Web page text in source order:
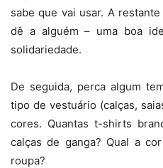
sabe que vai usar. A
dê a alguém – uma boa
solidariedade.
De seguida, perca algum
tipo de vestuário (calças,
cores. Quantas t-shirts
calças de ganga? Qual a
roupa?